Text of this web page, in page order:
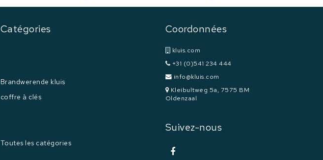
Catégories
Brandwerende kluis
coffre à clés
Toutes les catégories
Coordonnées
kluis.com
+31 (0)541 234 444
info@kluis.com
Kleibultweg 5a, 7575 BM
Oldenzaal
Suivez-nous